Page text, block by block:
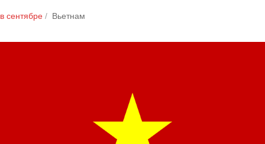
в сентябре Вьетнам